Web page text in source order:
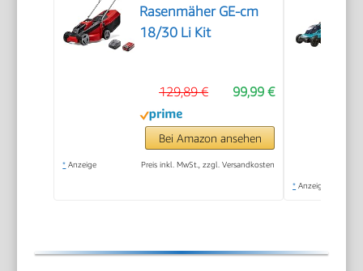
Rasenmäher GE-cm
18/30 Li Kit
99,99 €
129,89 €
Bei Amazon ansehen
* Anzeige Preis inkl. MwSt., zzgl. Versandkosten
* Anzeige